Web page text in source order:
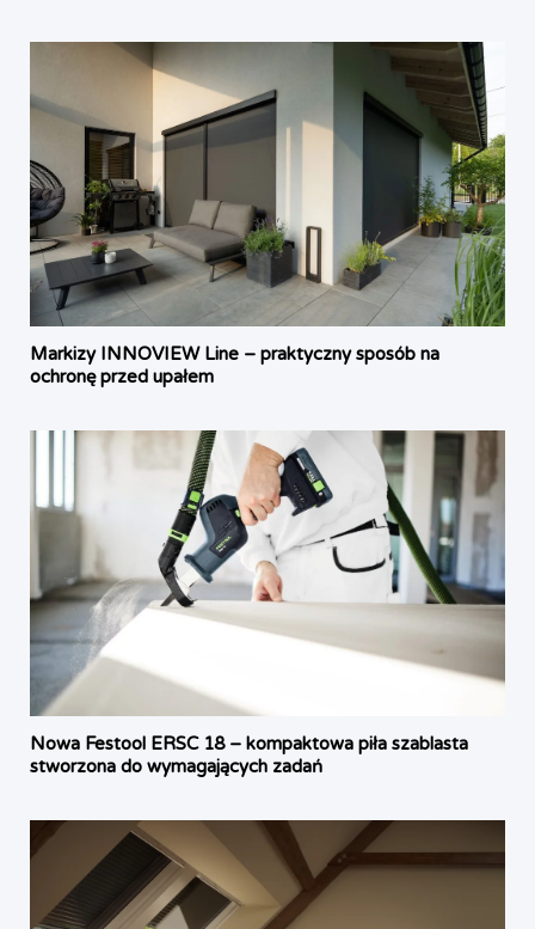
Markizy INNOVIEW Line – praktyczny sposób na
ochronę przed upałem
Nowa Festool ERSC 18 – kompaktowa piła szablasta
stworzona do wymagających zadań